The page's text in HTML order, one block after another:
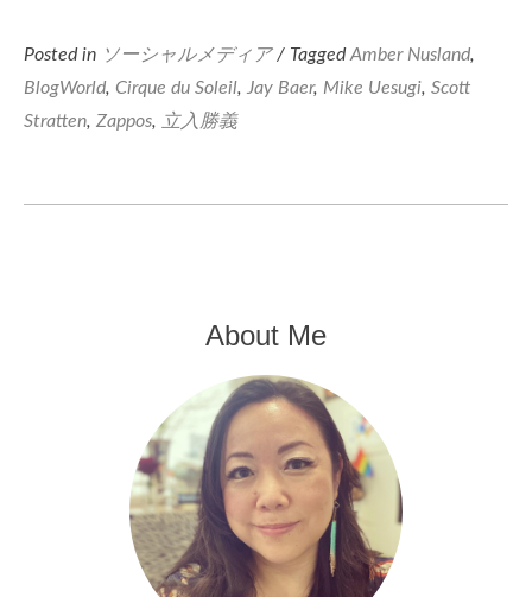
Posted in ソーシャルメディア / TaggedAmber Nusland,
BlogWorld, Cirque du Soleil, Jay Baer, Mike Uesugi, Scott
Stratten, Zappos, 立入勝義
About Me